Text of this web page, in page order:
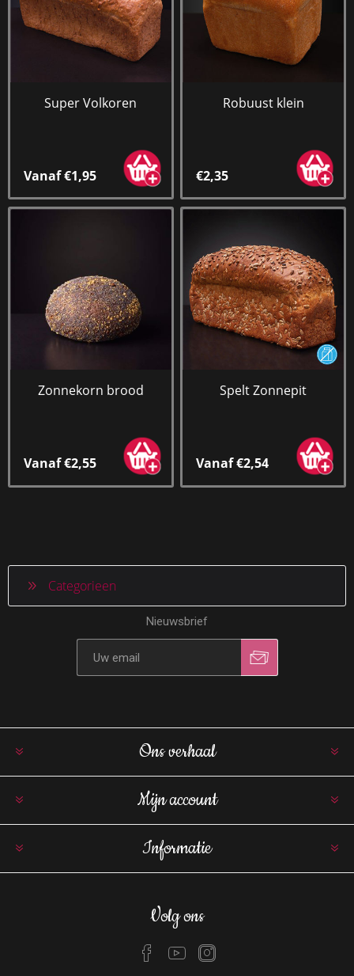
Super Volkoren
Vanaf €1,95
Robuust klein
€2,35
Zonnekorn brood
Vanaf €2,55
Spelt Zonnepit
Vanaf €2,54
Categorieen
Nieuwsbrief
Ons verhaal
Mijn account
Informatie
Volg ons